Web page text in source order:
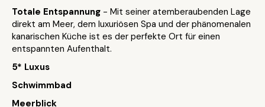
Totale Entspannung - Mit seiner atemberaubenden Lage
direkt am Meer, dem luxuriösen Spa und der phänomenalen
kanarischen Küche ist es der perfekte Ort für einen
entspannten Aufenthalt.
5* Luxus
Schwimmbad
Meerblick